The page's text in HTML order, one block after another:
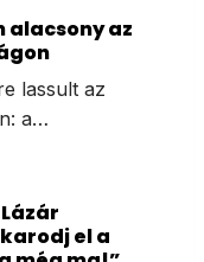
alacsony az
lassult az
a…
el a